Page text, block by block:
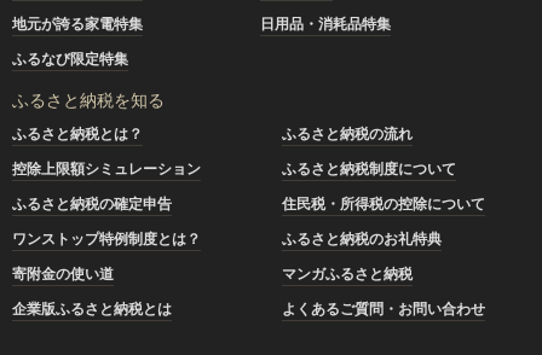
地元が誇る家電特集
日用品・消耗品特集
ふるなび限定特集
ふるさと納税を知る
ふるさと納税とは？
ふるさと納税の流れ
控除上限額シミュレーション
ふるさと納税制度について
ふるさと納税の確定申告
住民税・所得税の控除について
ワンストップ特例制度とは？
ふるさと納税のお礼特典
寄附金の使い道
マンガふるさと納税
企業版ふるさと納税とは
よくあるご質問・お問い合わせ